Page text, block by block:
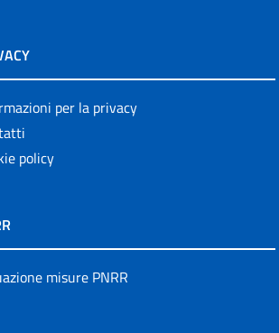
per la privacy
policy
misure PNRR